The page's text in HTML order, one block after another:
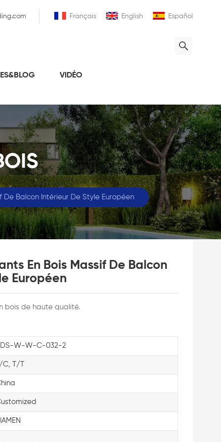
Français English Español
VIDÉO
De Balcon Intérieur De Style Européen
En Bois Massif De Balcon
Européen
bois de haute qualité.
W-W-C-032-2
C, T/T